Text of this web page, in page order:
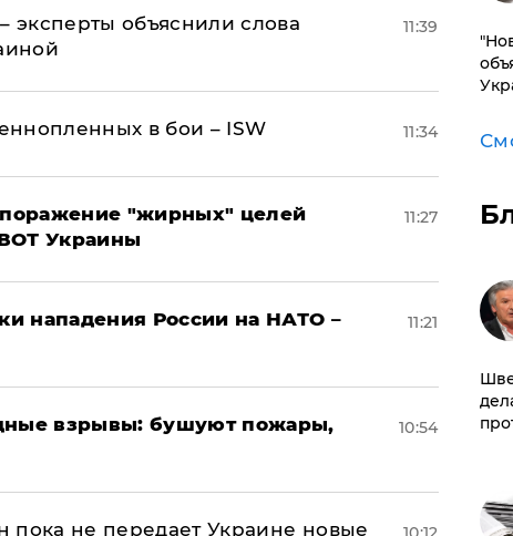
эксперты объяснили слова
11:39
в бои – ISW 11:34
"жирных" целей
Украины
11:27
нападения России на НАТО –
11:21
взрывы: бушуют пожары,
10:54
пока не передает Украине новые